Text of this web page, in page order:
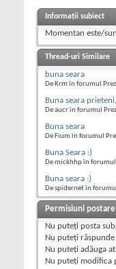
Informații subiect
Momentan este/
Thread-uri Similare
buna seara
De Krm în forumul
Buna seara
De aucr în forumul
Buna seara
De Fium în forumul
Buna Seara :)
De mickhhp în
Buna seara :)
De spidernet în
Permisiuni postare
Nu puteţi posta
Nu puteţi
Nu puteţi adăuga
Nu puteţi modifica